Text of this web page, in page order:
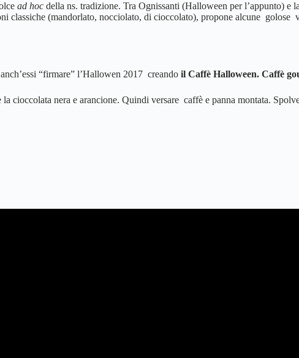
ad hoc della ns. tradizione. Tra Ognissanti (Halloween per l’appunto)
classiche (mandorlato, nocciolato, di cioccolato), propone alcune golose
“firmare” l’Hallowen 2017 creando il Caffè Halloween. Caffè
cioccolata nera e arancione. Quindi versare caffè e panna montata.